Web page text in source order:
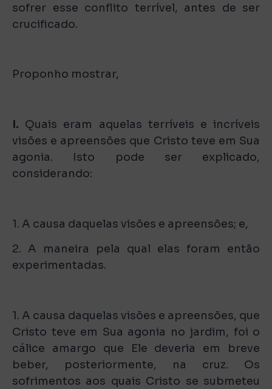
sofrer esse conflito terrível, antes de ser
crucificado.
Proponho mostrar,
I. Quais eram aquelas terríveis e incríveis
visões e apreensões que Cristo teve em Sua
agonia. Isto pode ser explicado,
considerando:
1. A causa daquelas visões e apreensões; e,
2. A maneira pela qual elas foram então
experimentadas.
1. A causa daquelas visões e apreensões, que
Cristo teve em Sua agonia no jardim, foi o
cálice amargo que Ele deveria em breve
beber, posteriormente, na cruz. Os
sofrimentos aos quais Cristo se submeteu